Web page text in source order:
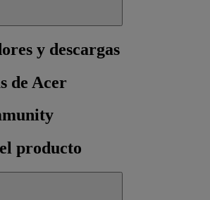
y descargas
de Acer
producto